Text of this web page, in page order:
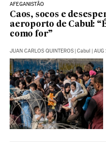
AFEGANISTÃO
Caos, socos e
aeroporto de Cabul:
como for”
JUAN CARLOS QUINTEROS | Cabul |